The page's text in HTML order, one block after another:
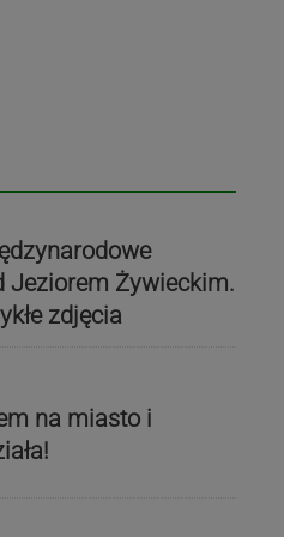
Jeziorem Żywieckim.
zdjęcia
na miasto i